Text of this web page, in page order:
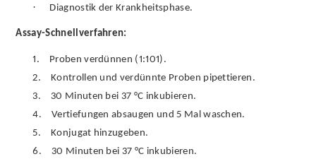
· Diagnostik der Krankheitsphase.
Assay-Schnellverfahren:
1.
Proben verdünnen (1:101).
2.
Kontrollen und verdünnte Proben pipettieren.
3.
30 Minuten bei 37 °C inkubieren.
4.
Vertiefungen absaugen und 5 Mal waschen.
5.
Konjugat hinzugeben.
6.
30 Minuten bei 37 °C inkubieren.